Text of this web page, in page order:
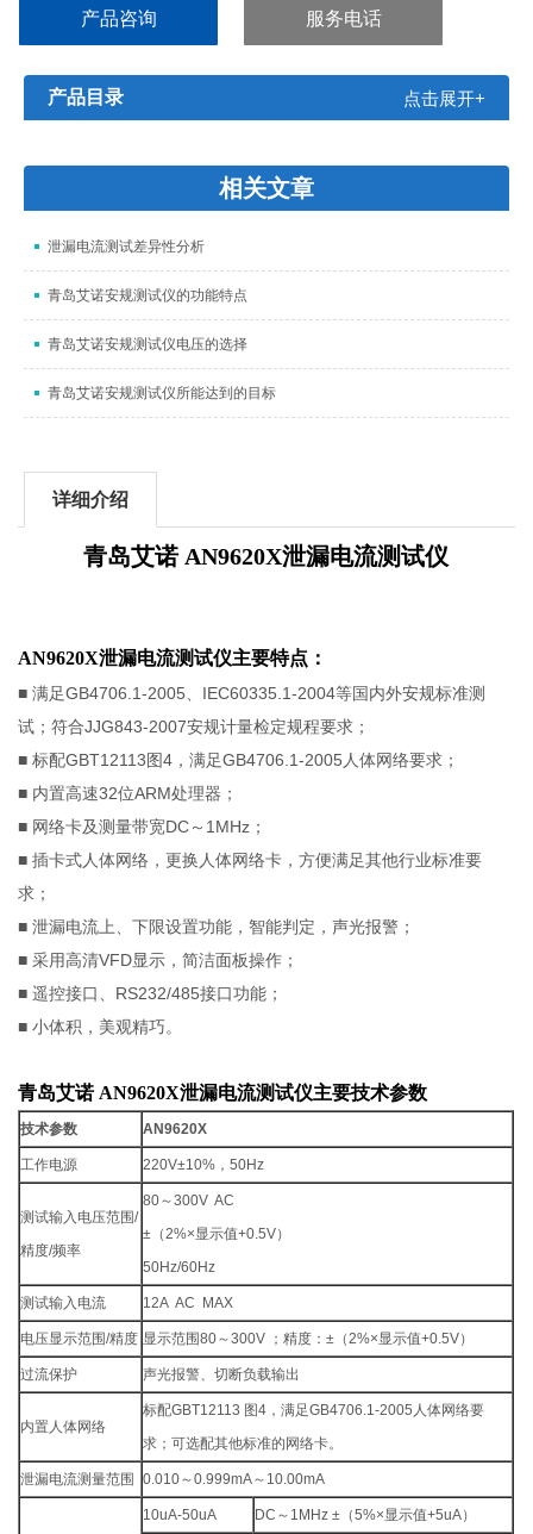
产品咨询 服务电话
产品目录 点击展开+
相关文章
泄漏电流测试差异性分析
青岛艾诺安规测试仪的功能特点
青岛艾诺安规测试仪电压的选择
青岛艾诺安规测试仪所能达到的目标
详细介绍
青岛艾诺 AN9620X泄漏电流测试仪
AN9620X泄漏电流测试仪主要特点 ：
■ 满足GB4706.1-2005、IEC60335.1-2004等国内外安规标准测
试；符合JJG843-2007安规计量检定规程要求；
■ 标配GBT12113图4，满足GB4706.1-2005人体网络要求；
■ 内置高速32位ARM处理器；
■ 网络卡及测量带宽DC～1MHz；
■ 插卡式人体网络，更换人体网络卡，方便满足其他行业标准要
求；
■ 泄漏电流上、下限设置功能，智能判定，声光报警；
■ 采用高清VFD显示，简洁面板操作；
■ 遥控接口、RS232/485接口功能；
■ 小体积，美观精巧。
青岛艾诺 AN9620X泄漏电流测试仪主要技术参数
技术参数 AN9620X
工作电源 220V±10%，50Hz
测试输入电压范围/
精度/频率
80～300V AC
±（2%×显示值+0.5V）
50Hz/60Hz
测试输入电流 12A AC MAX
电压显示范围/精度 显示范围80～300V ；精度：±（2%×显示值+0.5V）
过流保护 声光报警、切断负载输出
内置人体网络
标配GBT12113 图4，满足GB4706.1-2005人体网络要
求；可选配其他标准的网络卡。
泄漏电流测量范围 0.010～0.999mA～10.00mA
10uA-50uA DC～1MHz ±（5%×显示值+5uA）